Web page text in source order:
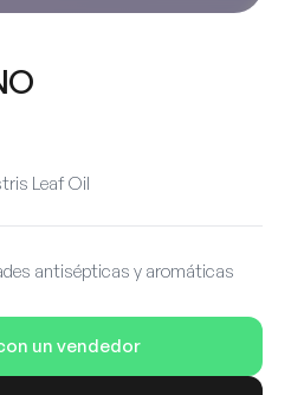
Leaf Oil
antisépticas y aromáticas
un vendedor